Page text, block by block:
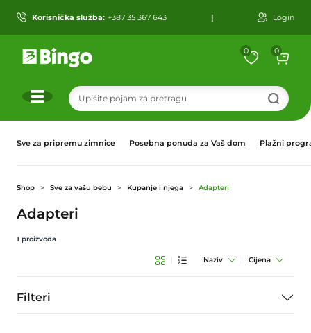
Korisnička služba: +387 35 367 643 | Login
0 0
Sve za pripremu zimnice Posebna ponuda za Vaš dom Plažni
Shop Sve za vašu bebu Kupanje i njega Adapteri
Adapteri
1 proizvoda
| Naziv | Cijena
Filteri